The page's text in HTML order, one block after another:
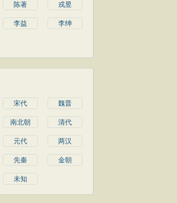
陈著 戎昱
李益 李绅
宋代 魏晋
南北朝 清代
元代 两汉
先秦 金朝
未知